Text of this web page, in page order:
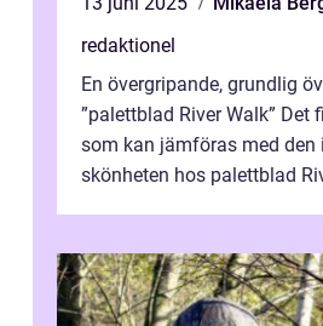
redaktionel
En övergripande, grundlig
”palettblad River Walk” Det
som kan jämföras med den
skönheten hos palettblad